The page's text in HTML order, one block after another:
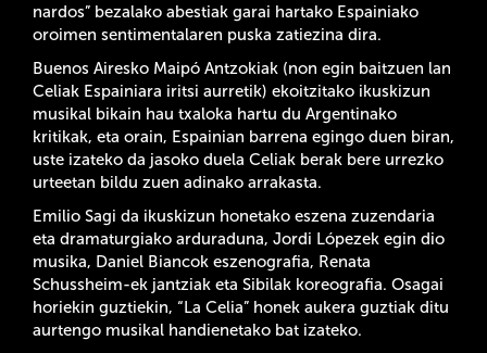
nardos” bezalako abestiak garai hartako Espainiako
oroimen sentimentalaren puska zatiezina dira.
Buenos Airesko Maipó Antzokiak (non egin baitzuen lan
Celiak Espainiara iritsi aurretik) ekoitzitako ikuskizun
musikal bikain hau txaloka hartu du Argentinako
kritikak, eta orain, Espainian barrena egingo duen biran,
uste izateko da jasoko duela Celiak berak bere urrezko
urteetan bildu zuen adinako arrakasta.
Emilio Sagi da ikuskizun honetako eszena zuzendaria
eta dramaturgiako arduraduna, Jordi Lópezek egin dio
musika, Daniel Biancok eszenografia, Renata
Schussheim-ek jantziak eta Sibilak koreografia. Osagai
horiekin guztiekin, “La Celia” honek aukera guztiak ditu
aurtengo musikal handienetako bat izateko.